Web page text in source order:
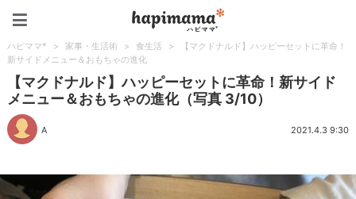
ハピママ* > 家事・生活術 > 食生活 >
【マクドナルド】ハッピーセットに革命！
新サイドメニュー＆おもちゃの進化
【マクドナルド】ハッピーセットに革命！新サイド
メニュー＆おもちゃの進化（写真 3/10）
A 2021.4.3 9:30